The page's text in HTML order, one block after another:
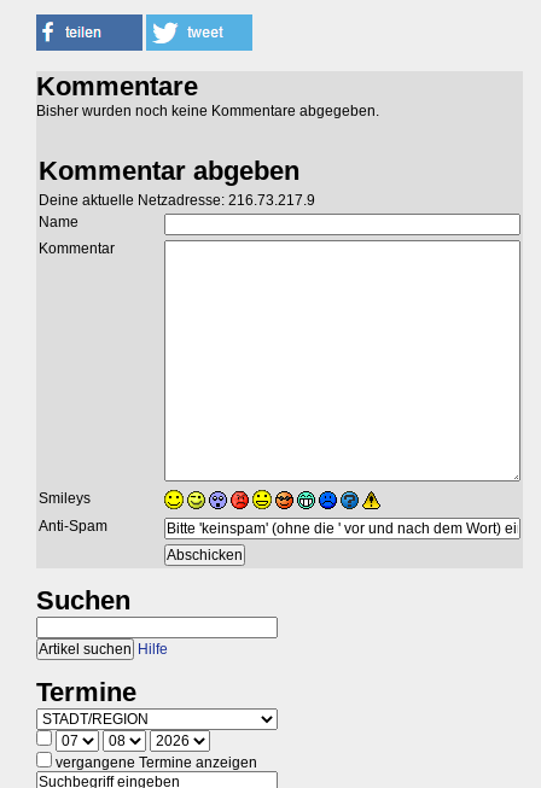
Kommentare
Bisher wurden noch keine Kommentare abgegeben.
Kommentar abgeben
Deine aktuelle Netzadresse: 216.73.217.9
Name
Kommentar
Smileys
Anti-Spam
Suchen
Hilfe
Termine
vergangene Termine anzeigen